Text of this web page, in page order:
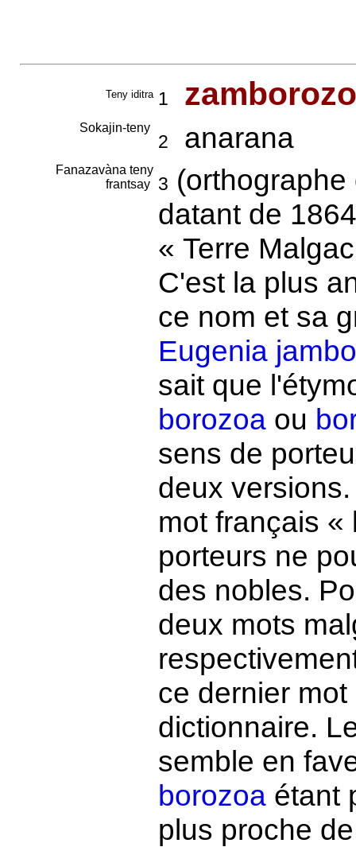
Teny iditra 1
Sokajin-teny
2 anarana
Fanazavàna teny
frantsay
3
datant de
« Terre
C'est la plus
ce nom et sa
Eugenia
sait que
borozoaou
sens de
deux
mot français
porteurs ne
des nobles.
deux mots
ce dernier
dictionnaire.
semble en
borozoaétant
plus proche